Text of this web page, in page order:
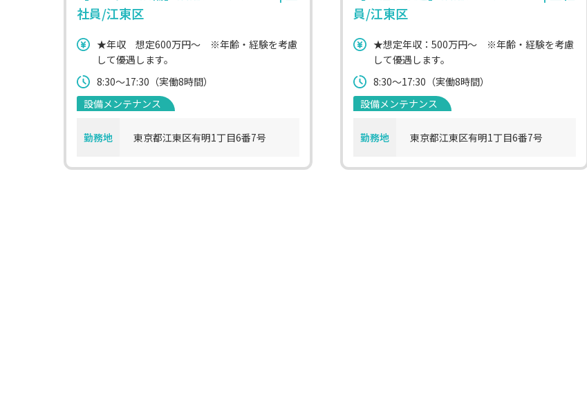
社員/江東区
★年収 想定600万円～ ※年齢・経験を考慮
して優遇します。
8:30～17:30（実働8時間）
設備メンテナンス
勤務地 東京都江東区有明1丁目6番7号
員/江東区
★想定年収：500万円～ ※年齢・経験を考慮
して優遇します。
8:30～17:30（実働8時間）
設備メンテナンス
勤務地 東京都江東区有明1丁目6番7号